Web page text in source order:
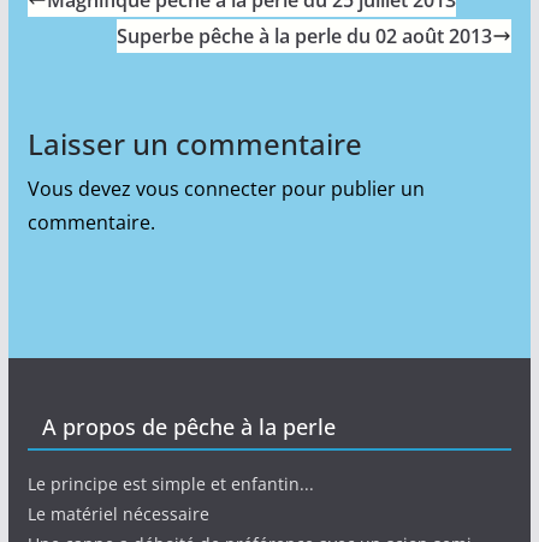
Superbe pêche à la perle du 02 août 2013
Laisser un commentaire
Vous devez vous connecterpour publier un
commentaire.
A propos de pêche à la perle
Le principe est simple et enfantin...
Le matériel nécessaire